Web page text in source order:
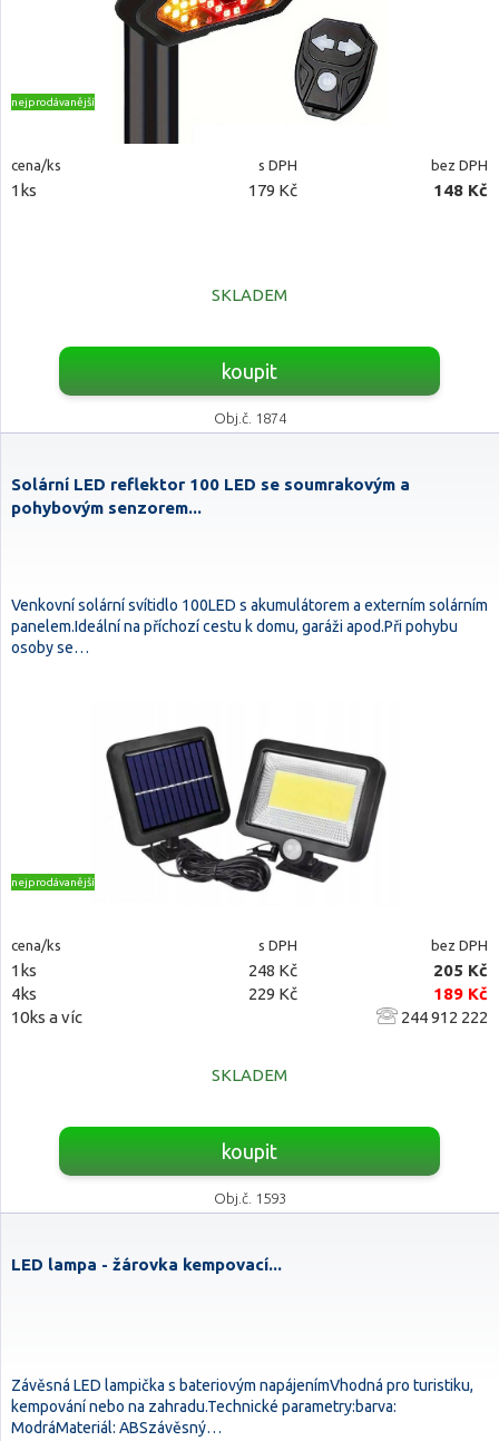
nejprodávanější
cena/ks s DPH bez DPH
1ks 179 Kč 148 Kč
SKLADEM
koupit
Obj.č. 1874
Solární LED reflektor 100 LED se soumrakovým a
pohybovým senzorem...
Venkovní solární svítidlo 100LED s akumulátorem a externím solárním
panelem.Ideální na příchozí cestu k domu, garáži apod.Při pohybu
osoby se…
nejprodávanější
cena/ks s DPH bez DPH
1ks 248 Kč
205 Kč
4ks
229 Kč
189 Kč
10ks a víc
244 912 222
SKLADEM
koupit
Obj.č. 1593
LED lampa - žárovka kempovací...
Závěsná LED lampička s bateriovým napájenímVhodná pro turistiku,
kempování nebo na zahradu.Technické parametry:barva:
ModráMateriál: ABSzávěsný…